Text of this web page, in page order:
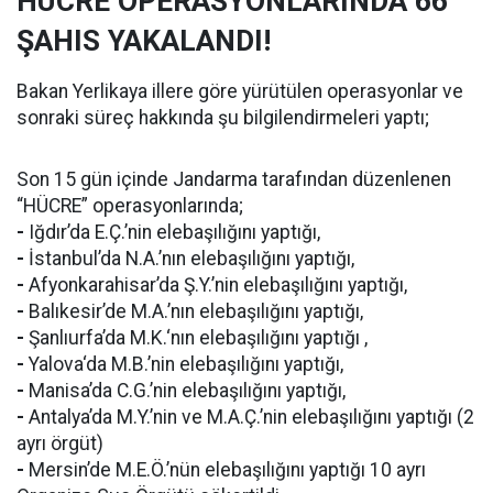
ŞAHIS YAKALANDI!
Bakan Yerlikaya illere göre yürütülen operasyonlar ve
sonraki süreç hakkında şu bilgilendirmeleri yaptı;
Son 15 gün içinde Jandarma tarafından düzenlenen
“HÜCRE” operasyonlarında;
- Iğdır’da E.Ç.’nin elebaşılığını yaptığı,
- İstanbul’da N.A.’nın elebaşılığını yaptığı,
- Afyonkarahisar’da Ş.Y.’nin elebaşılığını yaptığı,
- Balıkesir’de M.A.’nın elebaşılığını yaptığı,
- Şanlıurfa’da M.K.‘nın elebaşılığını yaptığı ,
- Yalova‘da M.B.’nin elebaşılığını yaptığı,
- Manisa’da C.G.’nin elebaşılığını yaptığı,
- Antalya’da M.Y.’nin ve M.A.Ç.’nin elebaşılığını yaptığı (2
ayrı örgüt)
- Mersin’de M.E.Ö.’nün elebaşılığını yaptığı 10 ayrı